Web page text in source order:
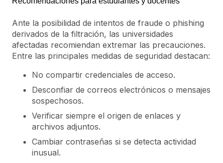
Ante la posibilidad de intentos de fraude o phishing
derivados de la filtración, las universidades
afectadas recomiendan extremar las precauciones.
Entre las principales medidas de seguridad destacan:
No compartir credenciales de acceso.
Desconfiar de correos electrónicos o mensajes
sospechosos.
Verificar siempre el origen de enlaces y
archivos adjuntos.
Cambiar contraseñas si se detecta actividad
inusual.